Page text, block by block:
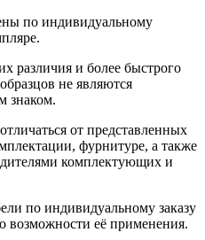
по индивидуальному
различия и более быстрого
не являются
знаком.
от представленных
фурнитуре, а также
комплектующих и
по индивидуальному заказу
возможности её применения.